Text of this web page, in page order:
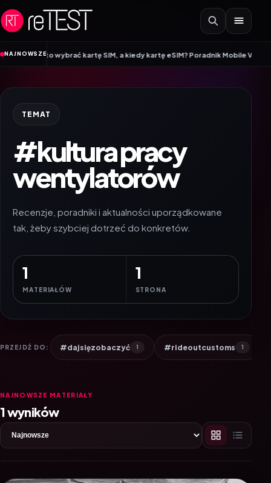
Przejdź do treści
NAJNOWSZE
warto wybrać kartę SIM, a kiedy kartę eSIM? Poradnik Mobile Vikings•
TEMAT
#kultura pracy
wentylatorów
Recenzje, poradniki i aktualności uporządkowane
tak, żeby szybciej dotrzeć do konkretów.
1
MATERIAŁÓW
1
STRONA
PRZEJDŹ DO: #dajsięzobaczyć 1 #rideoutcustoms 1
NAJNOWSZE MATERIAŁY
1 wyników